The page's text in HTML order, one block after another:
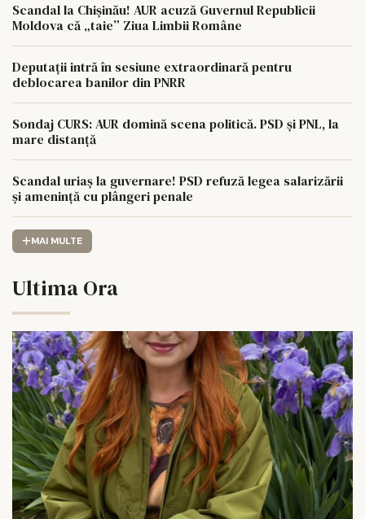
Scandal la Chișinău! AUR acuză Guvernul Republicii
Moldova că „taie” Ziua Limbii Române
Deputații intră în sesiune extraordinară pentru
deblocarea banilor din PNRR
Sondaj CURS: AUR domină scena politică. PSD și PNL, la
mare distanță
Scandal uriaș la guvernare! PSD refuză legea salarizării
și amenință cu plângeri penale
MAI MULTE
Ultima Ora